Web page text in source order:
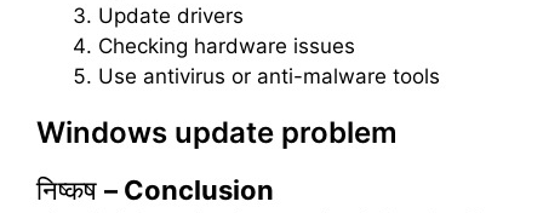
Update drivers
Checking hardware issues
Use antivirus or anti-malware tools
Windows update problem
निष्कष – Conclusion